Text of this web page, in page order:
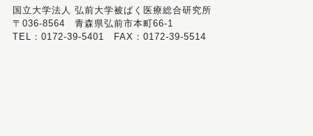
国立大学法人 弘前大学被ばく医療総合研究所
〒036-8564 青森県弘前市本町66-1
TEL：0172-39-5401 FAX：0172-39-5514